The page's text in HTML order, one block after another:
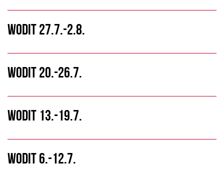
WODIT 27.7.-2.8.
WODIT 20.-26.7.
WODIT 13.-19.7.
WODIT 6.-12.7.